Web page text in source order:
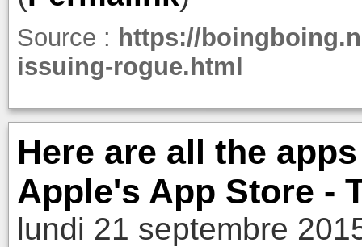
Source : https://
issuing-rogue.html
Here are all the
Apple's App Store -
lundi 21 septembre